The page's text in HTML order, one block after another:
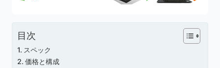
目次
スペック
価格と構成